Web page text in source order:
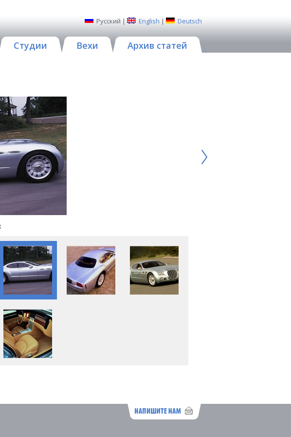
Русский | English | Deutsch
Студии Вехи Архив статей